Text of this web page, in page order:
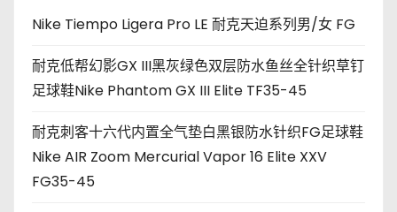
Nike Tiempo Ligera Pro LE 耐克天迫系列男/女 FG
耐克低帮幻影GX III黑灰绿色双层防水鱼丝全针织草钉
足球鞋Nike Phantom GX III Elite TF35-45
耐克刺客十六代内置全气垫白黑银防水针织FG足球鞋
Nike AIR Zoom Mercurial Vapor 16 Elite XXV
FG35-45